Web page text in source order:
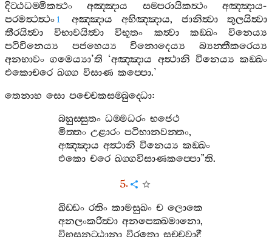
දිට‍්ඨධම‍්මිකත්‍ථං
අඤ‍්ඤාය සම‍්පරායිකත්‍ථං අඤ‍්ඤාය-
පරමත්‍ථත්‍ථං 1 අඤ‍්ඤාය අභිඤ‍්ඤාය, ජානිත්‍වා
තුලයිත්‍වා
තීරයිත්‍වා
විභාවයිත්‍වා විභූතං කත්‍වා කඞ‍්ඛං
විනෙය්‍ය
පටිවිනෙය්‍ය
පජහෙය්‍ය විනොදෙය්‍ය
බ්‍යන‍්තීකරෙය්‍ය
අනභාවං ගමෙය්‍යා’ති ‘අඤ‍්ඤාය අත්‍ථානි විනෙය්‍ය කඞ‍්ඛං
එකොචරෙ ඛග‍්ග විසාණ කප‍්පො.’
තෙනාහ සො පච‍්චෙකසම‍්බුද‍්ධො:
බහුස‍්සුතං ධම‍්මධරං භජෙථ
මිත‍්තං උළාරං පටිභානවන‍්තං,
අඤ‍්ඤාය අත්‍ථානි විනෙය්‍ය කඞ‍්ඛං
එකො චරෙ ඛග‍්ගවිසාණකප‍්පො”ති.
5.
ඛිඩ‍්ඩං රතිං කාමසුඛං ච ලොකෙ
අනලංකරිත්‍වා අනපෙක‍්ඛමානො,